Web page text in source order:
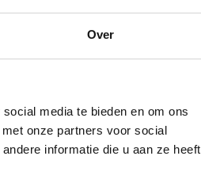
Over
media te bieden en om ons
onze partners voor social
informatie die u aan ze heeft